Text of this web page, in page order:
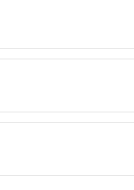
出典：ふるさとチョイ
４尾
5.0